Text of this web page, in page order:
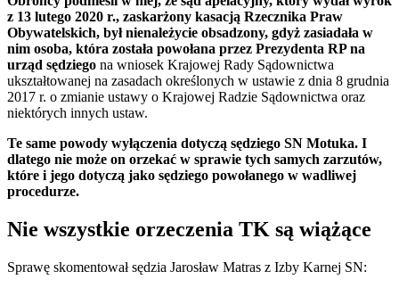
z 13 lutego 2020 r., zaskarżony kasacją Rzecznika Praw
Obywatelskich, był nienależycie obsadzony, gdyż zasiadała w
nim osoba, która została powołana przez Prezydenta RP na
urząd sędziego na wniosek Krajowej Rady Sądownictwa
ukształtowanej na zasadach określonych w ustawie z dnia 8 grudnia
2017 r. o zmianie ustawy o Krajowej Radzie Sądownictwa oraz
niektórych innych ustaw.
Te same powody wyłączenia dotyczą sędziego SN Motuka. I
dlatego nie może on orzekać w sprawie tych samych zarzutów,
które i jego dotyczą jako sędziego powołanego w wadliwej
procedurze.
Nie wszystkie orzeczenia TK są wiążące
Sprawę skomentował sędzia Jarosław Matras z Izby Karnej SN: